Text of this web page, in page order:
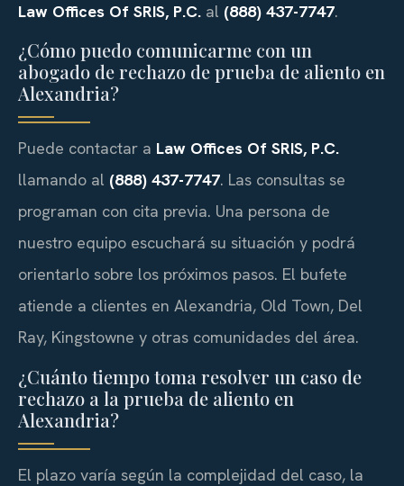
Law Offices Of SRIS, P.C. al (888) 437-7747.
¿Cómo puedo comunicarme con un
abogado de rechazo de prueba de aliento en
Alexandria?
Puede contactar a Law Offices Of SRIS, P.C.
llamando al (888) 437-7747. Las consultas se
programan con cita previa. Una persona de
nuestro equipo escuchará su situación y podrá
orientarlo sobre los próximos pasos. El bufete
atiende a clientes en Alexandria, Old Town, Del
Ray, Kingstowne y otras comunidades del área.
¿Cuánto tiempo toma resolver un caso de
rechazo a la prueba de aliento en
Alexandria?
El plazo varía según la complejidad del caso, la